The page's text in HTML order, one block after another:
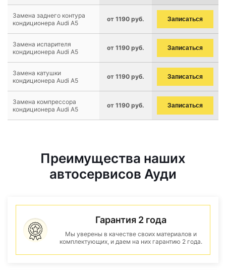
Замена заднего контура
кондиционера Audi A5
от 1190 руб. Записаться
Замена испарителя
кондиционера Audi A5
от 1190 руб. Записаться
Замена катушки
кондиционера Audi A5
от 1190 руб. Записаться
Замена компрессора
кондиционера Audi A5
от 1190 руб. Записаться
Преимущества наших
автосервисов Ауди
Гарантия 2 года
Мы уверены в качестве своих материалов и
комплектующих, и даем на них гарантию 2 года.